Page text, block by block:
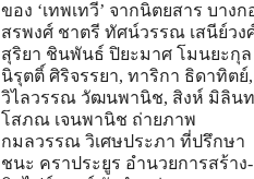
ของ ‘เทพเทวี’ จากนิตยสาร บางก
สรพงศ์ ชาตรี ทัศน์วรรณ เสนีย์ว
สุริยา ชินพันธ์ ปิยะมาศ โมนยะกุล
นิรุตติ์ ศิริจรรยา, ทาริกา ธิดาทิต
วิไลวรรณ วัฒนพานิช, สิงห์ มิลิน
โสภณ เจนพานิช ถ่ายภาพ
กมลวรรณ วิเศษประภา ที่ปรึกษา
ชนะ คราประยูร อำนวยการสร้าง